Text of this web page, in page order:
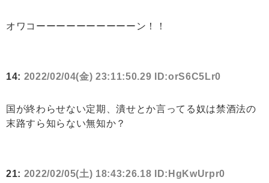
オワコーーーーーーーーーーン！！
14: 2022/02/04(金) 23:11:50.29 ID:orS6C5Lr0
国が終わらせない定期、潰せとか言ってる奴は禁酒法の
末路すら知らない無知か？
21: 2022/02/05(土) 18:43:26.18 ID:HgKwUrpr0